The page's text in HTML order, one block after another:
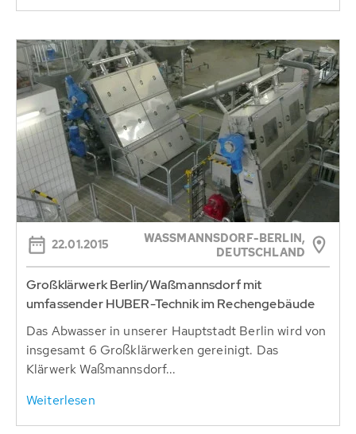
22.01.2015
WASSMANNSDORF-BERLIN, D
EUTSCHLAND
Großklärwerk Berlin/Waßmannsdorf mit
umfassender HUBER-Technik im Rechengebäude
Das Abwasser in unserer Hauptstadt Berlin wird von
insgesamt 6 Großklärwerken gereinigt. Das
Klärwerk Waßmannsdorf...
Weiterlesen